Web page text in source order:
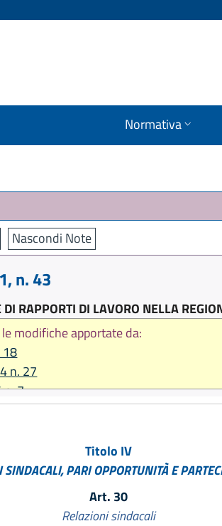
Normativa
Nascondi Note
n. 43
RAPPORTI DI LAVORO NELLA
modifiche apportate da:
18
n. 27
n. 7
7
13
Titolo IV
PARI OPPORTUNITÀ E
Art. 30
Relazioni sindacali